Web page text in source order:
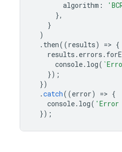
algorithm :
},
}
)
. then((results) => {
results . errors .
console. log(
});
})
.catch((error) => {
console. log( 'Error
});